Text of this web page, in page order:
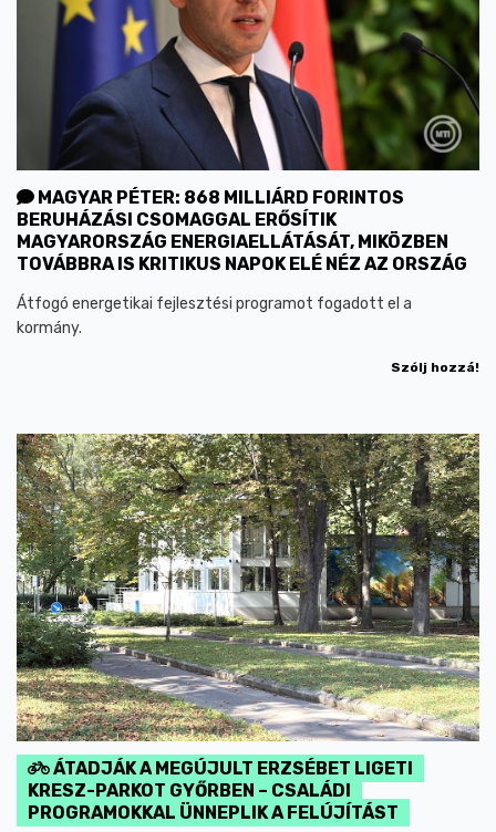
MAGYAR PÉTER: 868 MILLIÁRD FORINTOS
BERUHÁZÁSI CSOMAGGAL ERŐSÍTIK
MAGYARORSZÁG ENERGIAELLÁTÁSÁT, MIKÖZBEN
TOVÁBBRA IS KRITIKUS NAPOK ELÉ NÉZ AZ ORSZÁG
Átfogó energetikai fejlesztési programot fogadott el a
kormány.
Szólj hozzá!
ÁTADJÁK A MEGÚJULT ERZSÉBET LIGETI
KRESZ-PARKOT GYŐRBEN – CSALÁDI
PROGRAMOKKAL ÜNNEPLIK A FELÚJÍTÁST